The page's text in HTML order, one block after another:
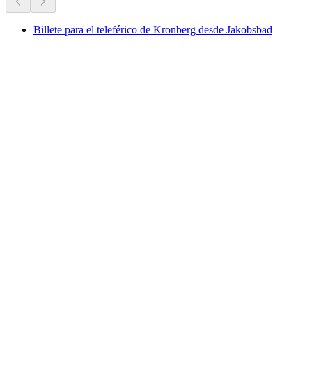
Billete para el teleférico de Kronberg desde Jakobsbad